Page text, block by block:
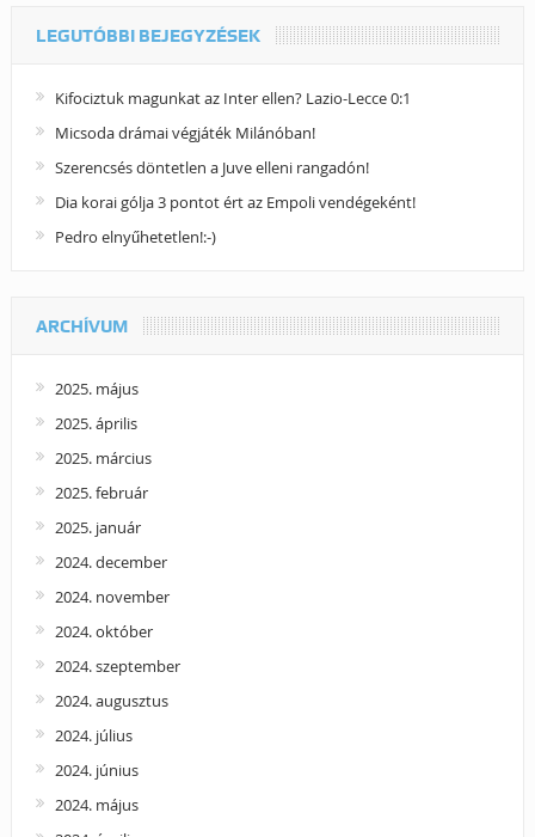
LEGUTÓBBI BEJEGYZÉSEK
Kifociztuk magunkat az Inter ellen? Lazio-Lecce 0:1
Micsoda drámai végjáték Milánóban!
Szerencsés döntetlen a Juve elleni rangadón!
Dia korai gólja 3 pontot ért az Empoli vendégeként!
Pedro elnyűhetetlen!:-)
ARCHÍVUM
2025. május
2025. április
2025. március
2025. február
2025. január
2024. december
2024. november
2024. október
2024. szeptember
2024. augusztus
2024. július
2024. június
2024. május